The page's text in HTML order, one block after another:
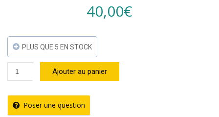
40,00€
PLUS QUE 5 EN STOCK
quantité
de
Rhum
Blanc
Ajouter au panier
Poser une question